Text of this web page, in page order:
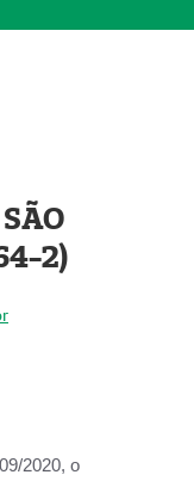
2)
2020, o